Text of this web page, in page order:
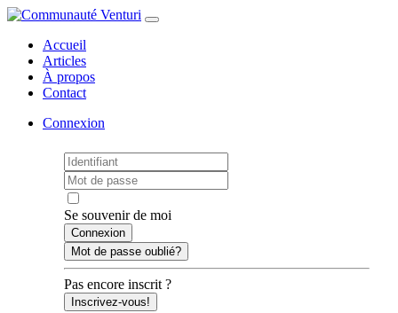
Accueil
Articles
À propos
Contact
Connexion
Se souvenir de moi
Mot de passe oublié?
Pas encore inscrit ?
Inscrivez-vous!